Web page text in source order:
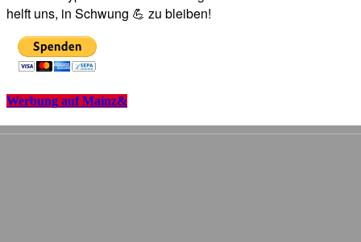
helft uns, in Schwung 💪 zu bleiben!
Werbung auf Mainz&